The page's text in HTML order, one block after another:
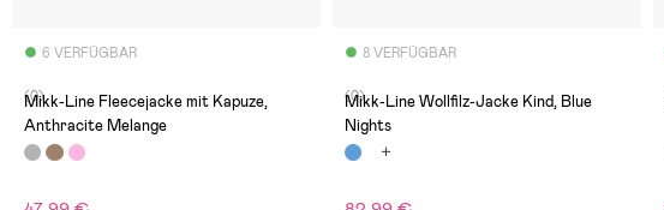
6 VERFÜGBAR
(0)
Mikk-Line Fleecejacke mit Kapuze,
Anthracite Melange
8 VERFÜGBAR
(0)
Mikk-Line Wollfilz-Jacke Kind, Blue
Nights